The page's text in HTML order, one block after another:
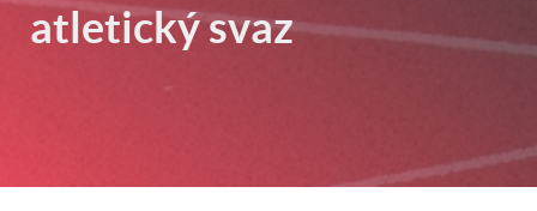
atletický svaz